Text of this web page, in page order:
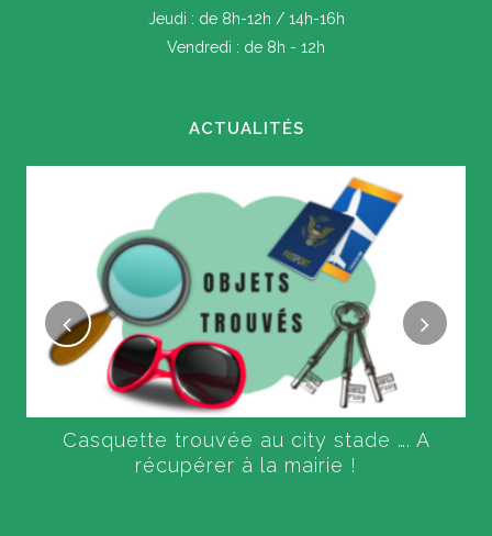
Jeudi : de 8h-12h / 14h-16h
Vendredi : de 8h - 12h
ACTUALITÉS
Casquette trouvée au city stade …. A
récupérer à la mairie !